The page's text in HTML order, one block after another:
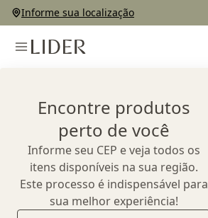
Informe sua localização
Encontre produtos
perto de você
Informe seu CEP e veja todos os
itens disponíveis na sua região.
Este processo é indispensável para
sua melhor experiência!